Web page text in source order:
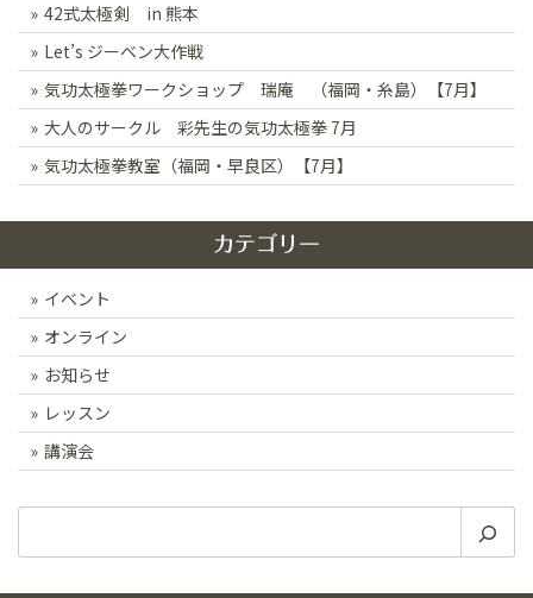
シ
ョ
ン
42式太極剣 in 熊本
Let’s ジーベン大作戦
気功太極拳ワークショップ 瑞庵 （福岡・糸島）【7月】
大人のサークル 彩先生の気功太極拳 7月
気功太極拳教室（福岡・早良区）【7月】
カテゴリー
イベント
オンライン
お知らせ
レッスン
講演会
検